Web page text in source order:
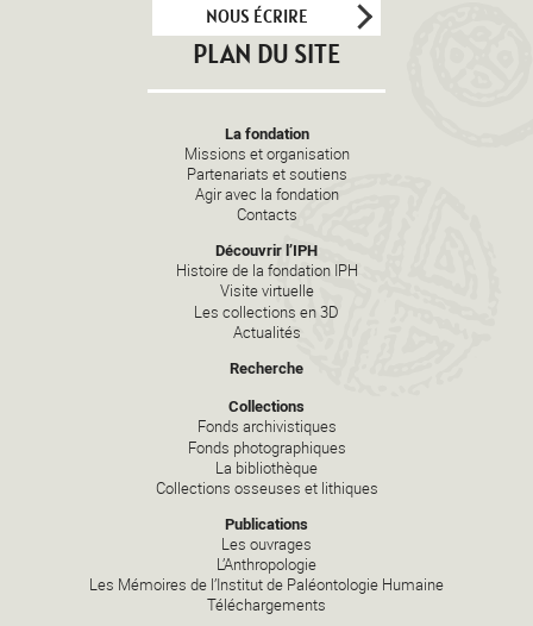
NOUS ÉCRIRE
PLAN DU SITE
La fondation
Missions et organisation
Partenariats et soutiens
Agir avec la fondation
Contacts
Découvrir l’IPH
Histoire de la fondation IPH
Visite virtuelle
Les collections en 3D
Actualités
Recherche
Collections
Fonds archivistiques
Fonds photographiques
La bibliothèque
Collections osseuses et lithiques
Publications
Les ouvrages
L’Anthropologie
Les Mémoires de l’Institut de Paléontologie Humaine
Téléchargements